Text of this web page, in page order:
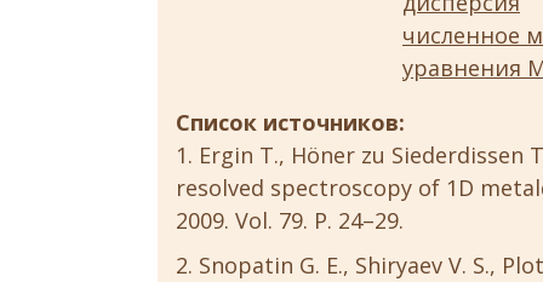
численное
уравнения
Список источников:
Ergin T., Höner zu
resolved spectroscopy of 1D
2009. Vol. 79. P. 24–29.
Snopatin G. E., Shiryaev V. S.,